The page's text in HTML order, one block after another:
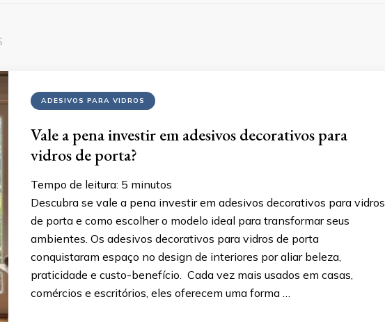
ADESIVOS PARA VIDROS
Vale a pena investir em adesivos decorativos para
vidros de porta?
Tempo de leitura: 5 minutos
Descubra se vale a pena investir em adesivos decorativos para vidros
de porta e como escolher o modelo ideal para transformar seus
ambientes. Os adesivos decorativos para vidros de porta
conquistaram espaço no design de interiores por aliar beleza,
praticidade e custo-benefício. Cada vez mais usados em casas,
comércios e escritórios, eles oferecem uma forma …